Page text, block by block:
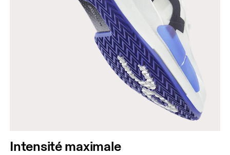
Intensité maximale